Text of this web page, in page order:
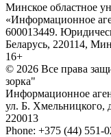
Минское областное
«Информационное
600013449.
Беларусь, 220114,
16+
© 2026 Все права
зорка"
Информационное
ул. Б. Хмельницкого,
220013
Phone: +375 (44) 551-